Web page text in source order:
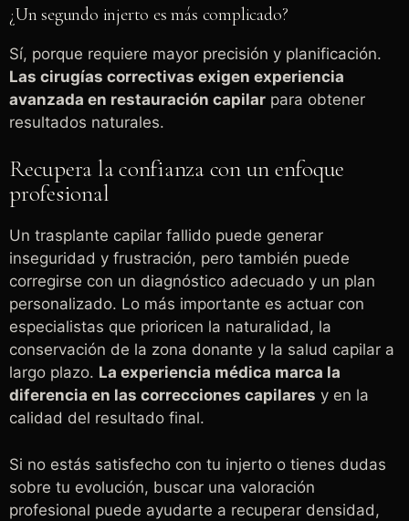
¿Un segundo injerto es más complicado?
Sí, porque requiere mayor precisión y planificación.
Las cirugías correctivas exigen experiencia
avanzada en restauración capilar para obtener
resultados naturales.
Recupera la confianza con un enfoque
profesional
Un trasplante capilar fallido puede generar
inseguridad y frustración, pero también puede
corregirse con un diagnóstico adecuado y un plan
personalizado. Lo más importante es actuar con
especialistas que prioricen la naturalidad, la
conservación de la zona donante y la salud capilar a
largo plazo. La experiencia médica marca la
diferencia en las correcciones capilares y en la
calidad del resultado final.
Si no estás satisfecho con tu injerto o tienes dudas
sobre tu evolución, buscar una valoración
profesional puede ayudarte a recuperar densidad,